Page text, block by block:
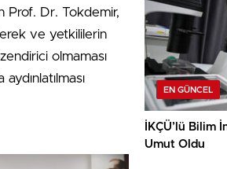
Prof. Dr. Tokdemir,
ve yetkililerin
olmaması
EN GÜNCEL
İKÇÜ’lü Bilim
Umut Oldu